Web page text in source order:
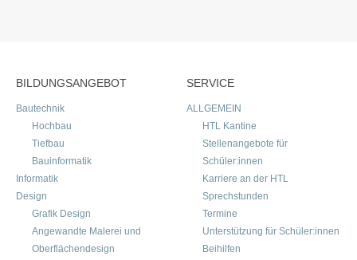
BILDUNGSANGEBOT
Bautechnik
Hochbau
Tiefbau
Bauinformatik
Informatik
Design
Grafik Design
Angewandte Malerei und
Oberflächendesign
SERVICE
ALLGEMEIN
HTL Kantine
Stellenangebote für
Schüler:innen
Karriere an der HTL
Sprechstunden
Termine
Unterstützung für Schüler:innen
Beihilfen